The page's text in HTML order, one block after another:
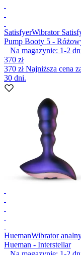
SatisfyerWibrator
Pump Booty 5 -
Na magazynie: 1-2
370 zł
370 złNajniższa cena
30 dni.
HuemanWibrator
Hueman - Interstellar